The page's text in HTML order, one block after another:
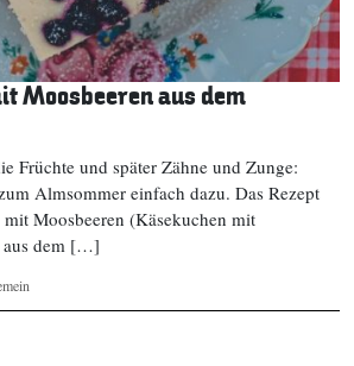
Moosbeeren aus dem
Früchte und später Zähne und Zunge:
Almsommer einfach dazu. Das Rezept
Moosbeeren (Käsekuchen mit
aus dem […]